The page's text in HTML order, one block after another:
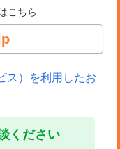
こちら
ス）を利用したお
ください